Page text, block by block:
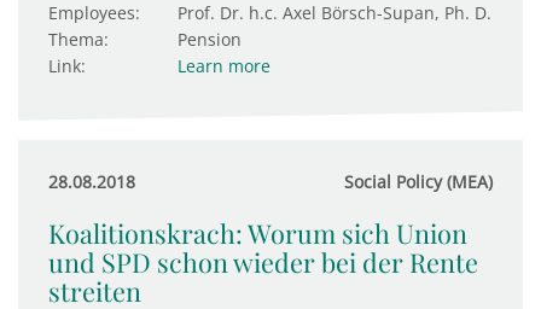
Employees:
Prof. Dr. h.c. Axel Börsch-Supan, Ph. D.
Thema:
Pension
Link:
Learn more
28.08.2018 Social Policy (MEA)
Koalitionskrach: Worum sich Union
und SPD schon wieder bei der Rente
streiten